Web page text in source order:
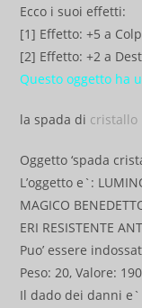
Ecco i suoi effetti:
[1] Effetto: +5 a
[2] Effetto: +2 a
Questo oggetto ha
la spada di cristallo
Oggetto ‘spada
L’oggetto e`:
MAGICO
ERI RESISTENTE
Puo’ essere
Peso: 20, Valore:
Il dado dei danni e`